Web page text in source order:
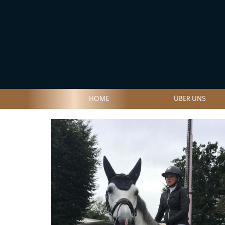
HOME ÜBER UNS